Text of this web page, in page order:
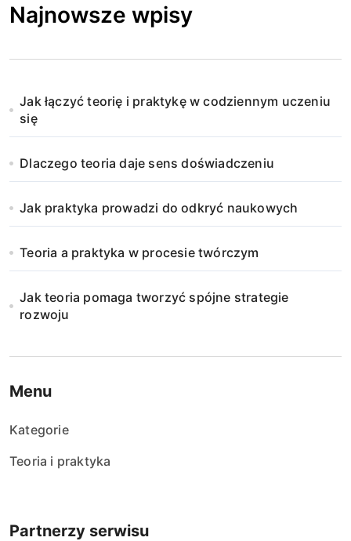
Najnowsze wpisy
Jak łączyć teorię i praktykę w codziennym uczeniu
się
Dlaczego teoria daje sens doświadczeniu
Jak praktyka prowadzi do odkryć naukowych
Teoria a praktyka w procesie twórczym
Jak teoria pomaga tworzyć spójne strategie
rozwoju
Menu
Kategorie
Teoria i praktyka
Partnerzy serwisu